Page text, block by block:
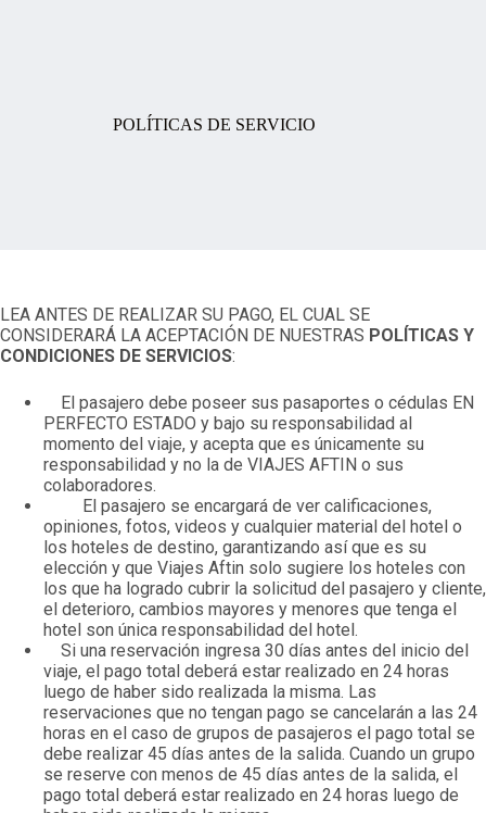
POLÍTICAS DE SERVICIO
LEA ANTES DE REALIZAR SU PAGO, EL CUAL SE
CONSIDERARÁ LA ACEPTACIÓN DE NUESTRAS POLÍTICAS Y
CONDICIONES DE SERVICIOS:
El pasajero debe poseer sus pasaportes o cédulas EN
PERFECTO ESTADO y bajo su responsabilidad al
momento del viaje, y acepta que es únicamente su
responsabilidad y no la de VIAJES AFTIN o sus
colaboradores.
El pasajero se encargará de ver calificaciones,
opiniones, fotos, videos y cualquier material del hotel o
los hoteles de destino, garantizando así que es su
elección y que Viajes Aftin solo sugiere los hoteles con
los que ha logrado cubrir la solicitud del pasajero y cliente,
el deterioro, cambios mayores y menores que tenga el
hotel son única responsabilidad del hotel.
Si una reservación ingresa 30 días antes del inicio del
viaje, el pago total deberá estar realizado en 24 horas
luego de haber sido realizada la misma. Las
reservaciones que no tengan pago se cancelarán a las 24
horas en el caso de grupos de pasajeros el pago total se
debe realizar 45 días antes de la salida. Cuando un grupo
se reserve con menos de 45 días antes de la salida, el
pago total deberá estar realizado en 24 horas luego de